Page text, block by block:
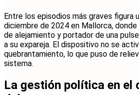
Entre los episodios más graves figura
diciembre de 2024 en Mallorca,
de alejamiento y portador de una
a su expareja. El dispositivo no se
quebrantamiento, lo que puso de
sistema.
La gestión política en el